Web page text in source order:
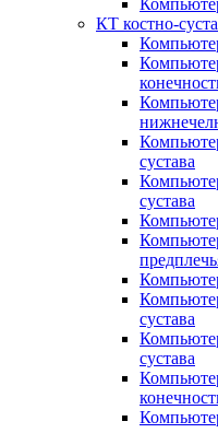
КТ костно-
сустава
сустава
сустава
сустава